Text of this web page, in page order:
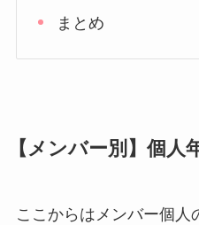
まとめ
【メンバー別】個人
ここからはメンバー個人